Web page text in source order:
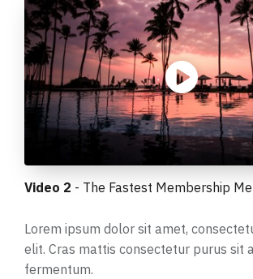
Video 2 - The Fastest Membership
Lorem ipsum dolor sit amet,
elit. Cras mattis consectetur purus sit
fermentum.